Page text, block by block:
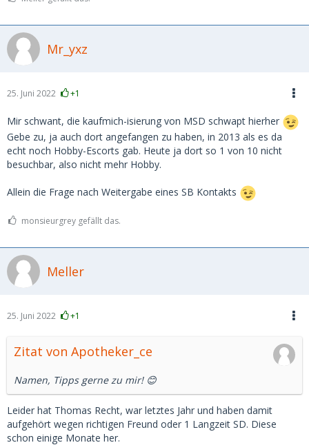
Mr_yxz
25. Juni 2022 +1
Mir schwant, die kaufmich-isierung von MSD schwapt hierher
Gebe zu, ja auch dort angefangen zu haben, in 2013 als es da
echt noch Hobby-Escorts gab. Heute ja dort so 1 von 10 nicht
besuchbar, also nicht mehr Hobby.
Allein die Frage nach Weitergabe eines SB Kontakts
monsieurgrey gefällt das.
Meller
25. Juni 2022 +1
Zitat von Apotheker_ce
Namen, Tipps gerne zu mir! 😊
Leider hat Thomas Recht, war letztes Jahr und haben damit
aufgehört wegen richtigen Freund oder 1 Langzeit SD. Diese
schon einige Monate her.